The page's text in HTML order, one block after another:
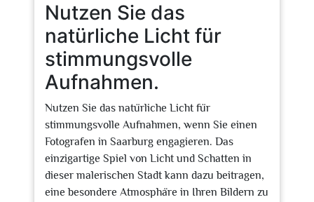
Nutzen Sie das
natürliche Licht für
stimmungsvolle
Aufnahmen.
Nutzen Sie das natürliche Licht für
stimmungsvolle Aufnahmen, wenn Sie einen
Fotografen in Saarburg engagieren. Das
einzigartige Spiel von Licht und Schatten in
dieser malerischen Stadt kann dazu beitragen,
eine besondere Atmosphäre in Ihren Bildern zu